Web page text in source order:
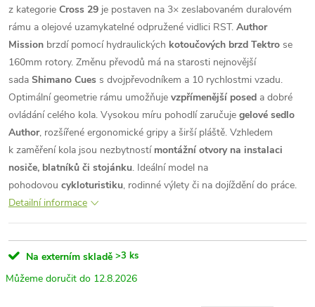
z kategorie Cross 29 je postaven na 3× zeslabovaném duralovém
rámu a olejové uzamykatelné odpružené vidlici RST. Author
Mission brzdí pomocí hydraulických kotoučových brzd Tektro se
160mm rotory. Změnu převodů má na starosti nejnovější
sada Shimano Cues s dvojpřevodníkem a 10 rychlostmi vzadu.
Optimální geometrie rámu umožňuje vzpřímenější posed a dobré
ovládání celého kola. Vysokou míru pohodlí zaručuje gelové sedlo
Author, rozšířené ergonomické gripy a širší pláště. Vzhledem
k zaměření kola jsou nezbytností montážní otvory na instalaci
nosiče, blatníků či stojánku. Ideální model na
pohodovou cykloturistiku, rodinné výlety či na dojíždění do práce.
Detailní informace
Na externím skladě >3 ks
12.8.2026